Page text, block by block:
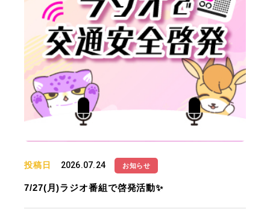
投稿日 2026.07.24 お知らせ
7/27(月)ラジオ番組で啓発活動✨